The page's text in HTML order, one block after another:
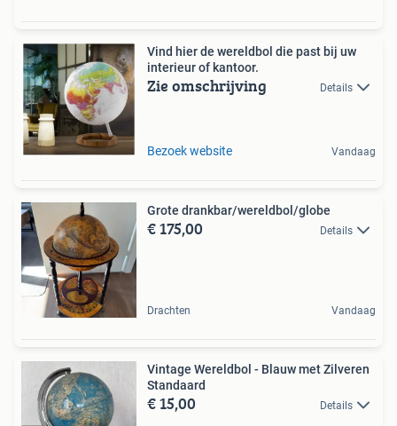
Vind hier de wereldbol die past bij uw
interieur of kantoor.
Zie omschrijving Details
Bezoek website Vandaag
Grote drankbar/wereldbol/globe
€ 175,00 Details
Drachten Vandaag
Vintage Wereldbol - Blauw met Zilveren
Standaard
€ 15,00 Details